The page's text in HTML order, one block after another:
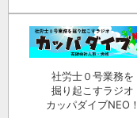
社労士０号業務を
掘り起こすラジオ
カッパダイブNEO！